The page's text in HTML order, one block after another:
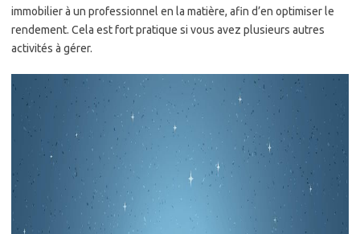
immobilier à un professionnel en la matière, afin d’en optimiser le
rendement. Cela est fort pratique si vous avez plusieurs autres
activités à gérer.